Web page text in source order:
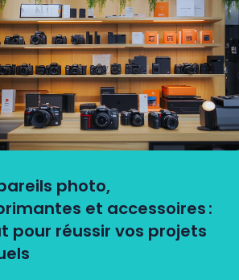
photo,
et accessoires :
pour réussir vos projets